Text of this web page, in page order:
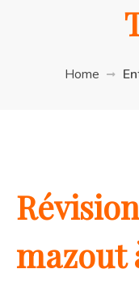
Home
mazout